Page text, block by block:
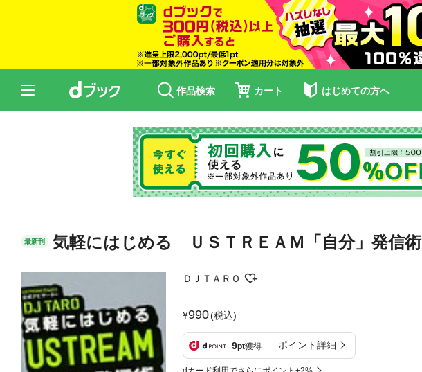
作品検索 カート はじめての方へ
最新刊 気軽にはじめる ＵＳＴＲＥＡＭ「自分」発信術
ＤＪＴＡＲＯ
990(税込)
9pt獲得 ポイント詳細